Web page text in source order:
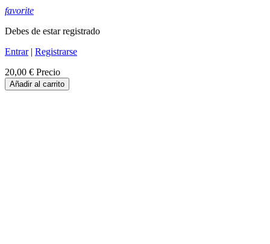
favorite
Debes de estar registrado
Entrar| Registrarse
20,00 € Precio
Añadir al carrito